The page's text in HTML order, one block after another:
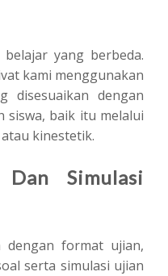
yang berbeda.
kami menggunakan
disesuaikan dengan
siswa, baik itu melalui
kinestetik.
Simulasi
dengan format ujian,
serta simulasi ujian